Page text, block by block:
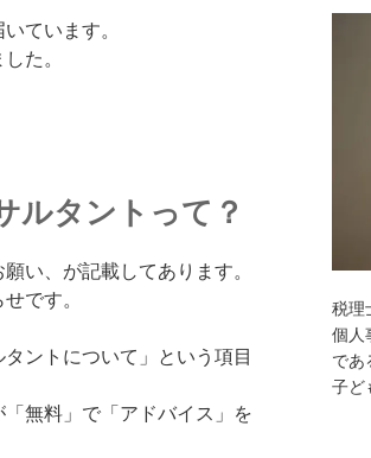
ています。
た。
ルタントって？
い、が記載してあります。
です。
ントについて」という項目
「無料」で「アドバイス」を
税理
個人
であ
子ど